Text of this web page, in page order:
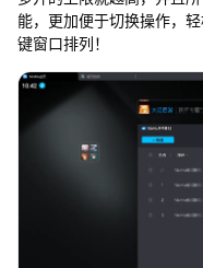
能，更加便于切换操作，
键窗口排列！